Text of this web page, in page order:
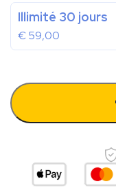
Illimité 30 jours
€59,00